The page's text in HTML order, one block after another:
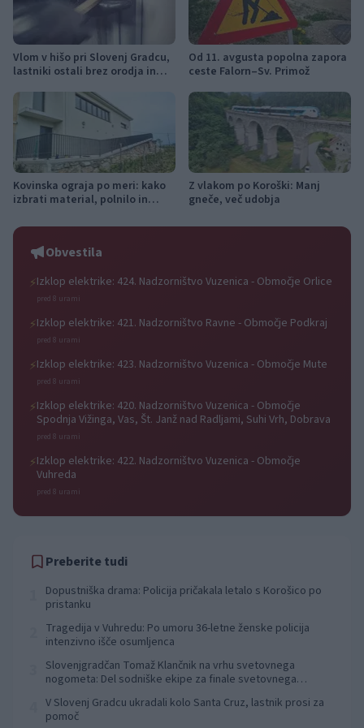
Vlom v hišo pri Slovenj Gradcu,
lastniki ostali brez orodja in
Od 11. avgusta popolna zapora
ceste Falorn–Sv. Primož
Kovinska ograja po meri: kako
izbrati material, polnilo in
Z vlakom po Koroški: Manj
gneče, več udobja
Obvestila
⚡Izklop elektrike: 424. Nadzorništvo Vuzenica - Območje Orlice
pred 8 urami
⚡Izklop elektrike: 421. Nadzorništvo Ravne - Območje Podkraj
pred 8 urami
⚡Izklop elektrike: 423. Nadzorništvo Vuzenica - Območje Mute
pred 8 urami
⚡Izklop elektrike: 420. Nadzorništvo Vuzenica - Območje
Spodnja Vižinga, Vas, Št. Janž nad Radljami, Suhi Vrh, Dobrava
pred 8 urami
⚡Izklop elektrike: 422. Nadzorništvo Vuzenica - Območje
Vuhreda
pred 8 urami
Preberite tudi
Dopustniška drama: Policija pričakala letalo s Korošico po
pristanku
Tragedija v Vuhredu: Po umoru 36-letne ženske policija
intenzivno išče osumljenca
Slovenjgradčan Tomaž Klančnik na vrhu svetovnega
nogometa: Del sodniške ekipe za finale svetovnega
V Slovenj Gradcu ukradali kolo Santa Cruz, lastnik prosi za
pomoč